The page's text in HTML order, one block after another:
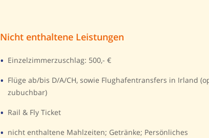
Nicht enthaltene Leistungen
Einzelzimmerzuschlag: 500,- €
Flüge ab/bis D/A/CH, sowie Flughafentransfers in Irland
zubuchbar)
Rail & Fly Ticket
nicht enthaltene Mahlzeiten; Getränke; Persönliches